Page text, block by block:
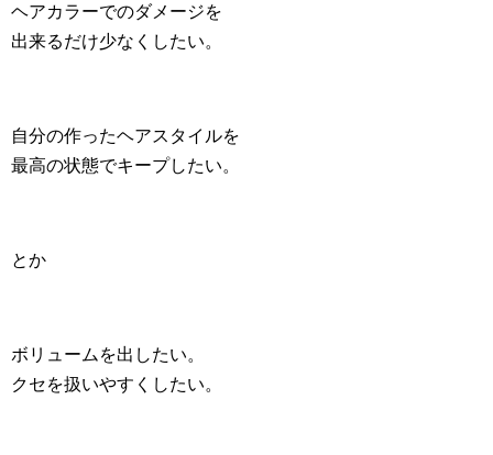
ヘアカラーでのダメージを
出来るだけ少なくしたい。
自分の作ったヘアスタイルを
最高の状態でキープしたい。
とか
ボリュームを出したい。
クセを扱いやすくしたい。